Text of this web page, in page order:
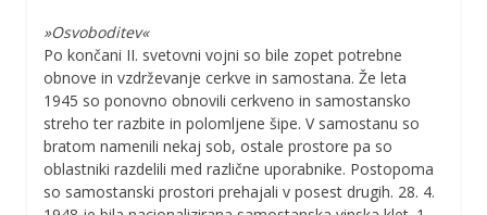
»Osvoboditev«
Po končani II. svetovni vojni so bile zopet potrebne
obnove in vzdrževanje cerkve in samostana. Že leta
1945 so ponovno obnovili cerkveno in samostansko
streho ter razbite in polomljene šipe. V samostanu so
bratom namenili nekaj sob, ostale prostore pa so
oblastniki razdelili med različne uporabnike. Postopoma
so samostanski prostori prehajali v posest drugih. 28. 4.